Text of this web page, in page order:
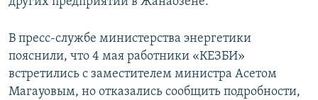
В пресс-службе министерства энергетики
пояснили, что 4 мая работники «КЕЗБИ»
встретились с заместителем министра Асетом
Магауовым, но отказались сообщить подробности,